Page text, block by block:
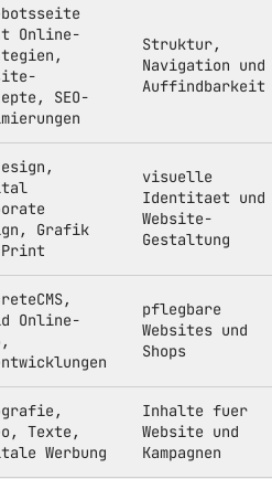
Online-
SEO-
Struktur,
Navigation und
Auffindbarkeit
Grafik
Print
visuelle
Identitaet und
Website-
Gestaltung
Online-
pflegbare
Websites und
Shops
Texte,
Werbung
Inhalte fuer
Website und
Kampagnen